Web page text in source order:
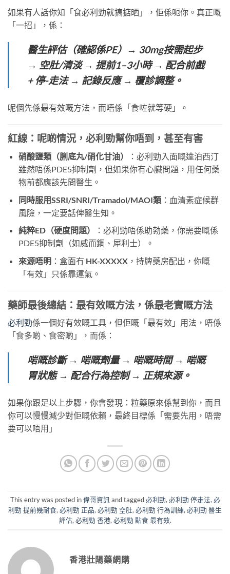
如果有人話你知「食必利勁就搞掂晒」，佢係呃你。真正嘅
「一招」，係：
醫生評估（確認係PE）→ 30mg按需起步
→ 空肚/清淡 → 提前1–3小時 → 配合前戲
+ 停-走法 → 記錄反應 → 覆診調整。
呢個先係最有效嘅方法，而唔係「食咗就等硬」。
紅線：呢啲情況，必利勁幫你唔到，甚至有害
硝酸鹽類（脷底丸/硝化甘油）
：必利勁入面嘅達泊西汀
雖然唔係PDE5抑制劑，但如果你有心臟問題，用任何藥
物前都應該先問醫生。
同時服用SSRI/SNRI/Tramadol/MAOI類：血清素症候群
風險，一定要話俾醫生知。
純粹ED（硬度問題）
：必利勁唔係助勃藥，你需要嘅係
PDE5抑制劑（如威而鋼、犀利士）。
來源唔明：盒面冇 HK-XXXXX，持牌藥房配出，你嘅
「有效」只係靠運氣。
藥師最後總結：最有效嘅方法，係最老實嘅方法
必利勁係一個好有效嘅工具，但佢嘅「最有效」用法，唔係
「食多啲、食密啲」，而係：
啱嘅診斷 → 啱嘅劑量 → 啱嘅時間 → 啱嘅
胃狀態 → 配合行為控制 → 正規來源。
如果你跟足以上步驟，你會發現：粒藥原來係幫到你，而且
你可以慢慢減少對佢嘅依賴，最終目標係「需要先用，唔需
要可以唔用」
This entry was posted in偉哥資訊and tagged必利勁,必利勁 停走法,必
利勁 提前幾耐食,必利勁 正品,必利勁 空肚,必利勁 行為訓練,必利勁 醫生
評估,必利勁 香港,必利勁 點食 最有效.
香港壯陽藥網購